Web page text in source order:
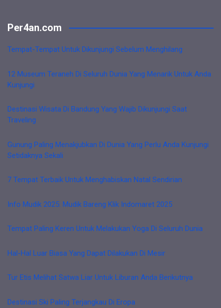
Per4an.com
Tempat-Tempat Untuk Dikunjungi Sebelum Menghilang
12 Museum Teraneh Di Seluruh Dunia Yang Menarik Untuk Anda
Kunjungi
Destinasi Wisata Di Bandung Yang Wajib Dikunjungi Saat
Traveling
Gunung Paling Menakjubkan Di Dunia Yang Perlu Anda Kunjungi
Setidaknya Sekali
7 Tempat Terbaik Untuk Menghabiskan Natal Sendirian
Info Mudik 2025: Mudik Bareng Klik Indomaret 2025
Tempat Paling Keren Untuk Melakukan Yoga Di Seluruh Dunia
Hal-Hal Luar Biasa Yang Dapat Dilakukan Di Mesir
Tur Etis Melihat Satwa Liar Untuk Liburan Anda Berikutnya
Destinasi Ski Paling Terjangkau Di Eropa